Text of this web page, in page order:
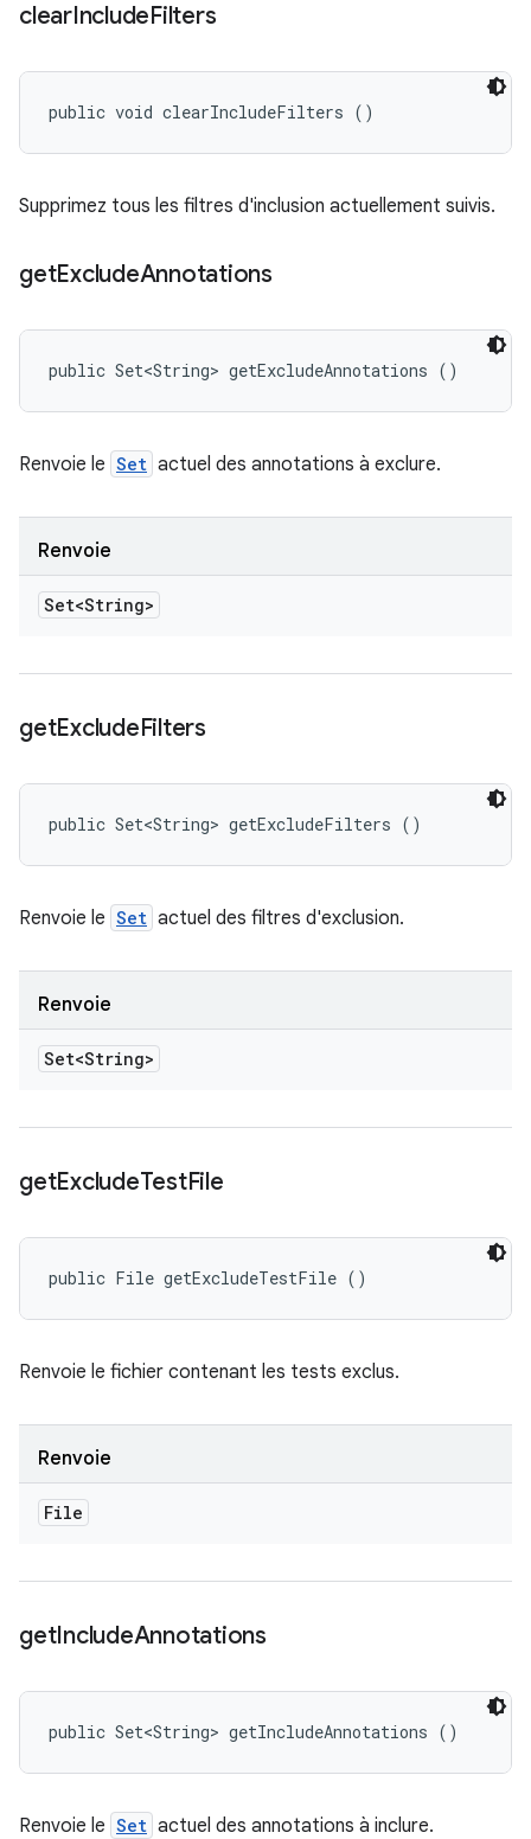
clearIncludeFilters
public void clearIncludeFilters ()
Supprimez tous les filtres d'inclusion actuellement suivis.
getExcludeAnnotations
public Set<String> getExcludeAnnotations ()
Renvoie le Set actuel des annotations à exclure.
Renvoie
Set<String>
getExcludeFilters
public Set<String> getExcludeFilters ()
Renvoie le Set actuel des filtres d'exclusion.
Renvoie
Set<String>
getExcludeTestFile
public File getExcludeTestFile ()
Renvoie le fichier contenant les tests exclus.
Renvoie
File
getIncludeAnnotations
public Set<String> getIncludeAnnotations ()
Renvoie le Set actuel des annotations à inclure.